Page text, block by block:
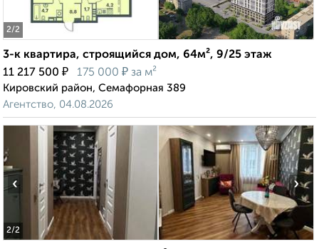
2/2
3-к квартира, строящийся дом, 64м², 9/25 этаж
11 217 500 ₽ 175 000 ₽ за м²
Кировский район, Семафорная 389
Агентство, 04.08.2026
2/2
‹ ›